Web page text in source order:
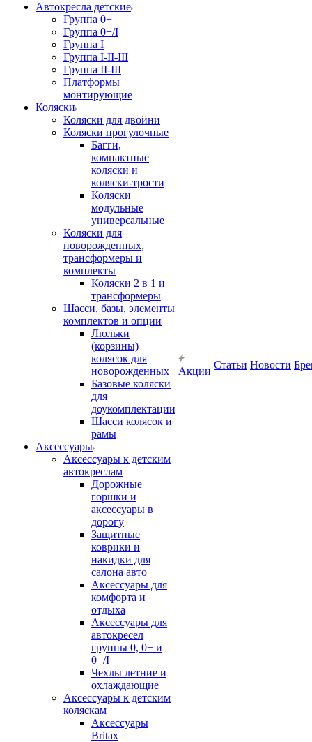
Автокресла детские
Группа 0+
Группа 0+/I
Группа I
Группа I-II-III
Группа II-III
Платформы
монтирующие
Коляски
Коляски для двойни
Коляски прогулочные
Багги,
компактные
коляски и
коляски-трости
Коляски
модульные
универсальные
Коляски для
новорожденных,
трансформеры и
комплекты
Коляски 2 в 1 и
трансформеры
Шасси, базы, элементы
комплектов и опции
Люльки
(корзины)
колясок для
новорожденных
Базовые коляски
для
доукомплектации
Шасси колясок и
рамы
Аксессуары
Аксессуары к детским
автокреслам
Дорожные
горшки и
аксессуары в
дорогу
Защитные
коврики и
накидки для
салона авто
Аксессуары для
комфорта и
отдыха
Аксессуары для
автокресел
группы 0, 0+ и
0+/I
Чехлы летние и
охлаждающие
Аксессуары к детским
коляскам
Аксессуары
Britax
Акции
Статьи Новости